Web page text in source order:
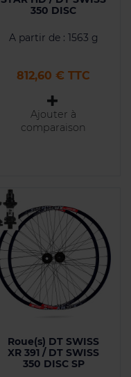
350 DISC
A partir de : 1563 g
Prix
812,60 € TTC
Ajouter à
comparaison
Roue(s) DT SWISS
XR 391 / DT SWISS
350 DISC SP